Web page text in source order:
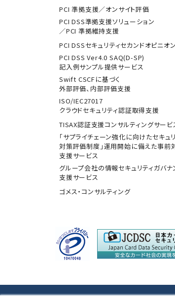
PCI 準拠支援／オンサイト評価
PCI DSS準拠支援ソリューション
／PCI 準拠維持支援
PCI DSSセキュリティセカンドオピニオン
PCI DSS Ver4.0 SAQ(D-SP)
記入例サンプル提供サービス
Swift CSCFに基づく
外部評価、内部評価支援
ISO/IEC27017
クラウドセキュリティ認証取得支援
TISAX認証支援コンサルティングサービ
「サプライチェーン強化に向けたセキュ
対策評価制度」運用開始に備えた事前
支援サービス
グループ会社の情報セキュリティガバナ
支援サービス
ゴメス・コンサルティング